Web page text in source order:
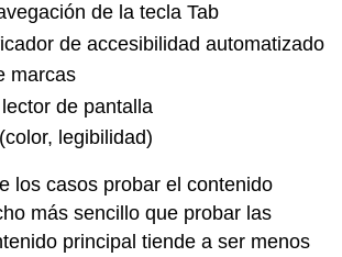
de la tecla Tab
de accesibilidad automatizado
marcas
de pantalla
legibilidad)
los casos probar el contenido
más sencillo que probar las
principal tiende a ser menos